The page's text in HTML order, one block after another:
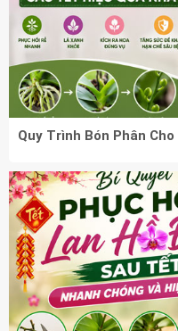
Quy Trình Bón Phân